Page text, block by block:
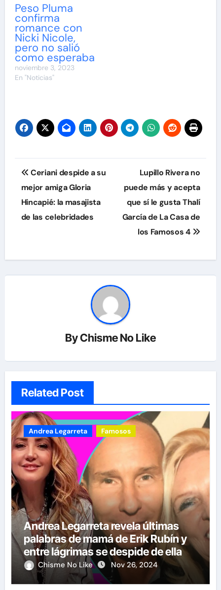
Peso Pluma
confirma
romance con
Nicki Nicole,
pero no salió
como esperaba
noviembre 3, 2023
En "Noticias"
Navegación
de
entradas
Ceriani despide a su
mejor amiga Gloria
Hincapié: la masajista
de las celebridades
Lupillo Rivera no
puede más y acepta
que sí le gusta Thalí
García de La Casa de
los Famosos 4
ByChisme No Like
Related Post
Andrea Legarreta Famosos
Andrea Legarreta revela últimas
palabras de mamá de Erik Rubín y
entre lágrimas se despide de ella
Chisme No Like Nov 26, 2024